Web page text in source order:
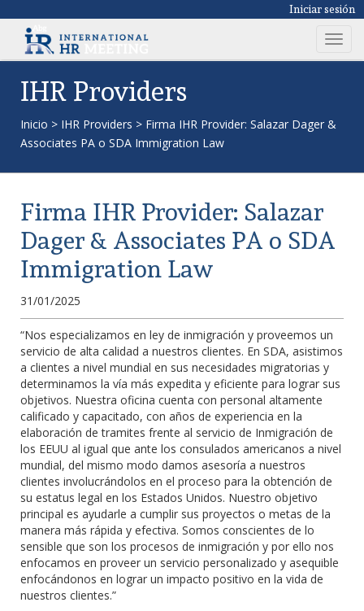
Iniciar sesión
T
o
a
a
n
IHR Providers
Inicio > IHR Providers > Firma IHR Provider: Salazar Dager &
Associates PA o SDA Immigration Law
Firma IHR Provider: Salazar
Dager & Associates PA o SDA
Immigration Law
31/01/2025
“Nos especializamos en ley de inmigración y proveemos un
servicio de alta calidad a nuestros clientes. En SDA, asistimos
a clientes a nivel mundial en sus necesidades migratorias y
determinamos la vía más expedita y eficiente para lograr sus
objetivos. Nuestra oficina cuenta con personal altamente
calificado y capacitado, con años de experiencia en la
elaboración de tramites frente al servicio de Inmigración de
los EEUU al igual que ante los consulados americanos a nivel
mundial, del mismo modo damos asesoría a nuestros
clientes involucrándolos en el proceso para la obtención de
su estatus legal en los Estados Unidos. Nuestro objetivo
principal es ayudarle a cumplir sus proyectos o metas de la
manera más rápida y efectiva. Somos conscientes de lo
sensible que son los procesos de inmigración y por ello nos
enfocamos en proveer un servicio personalizado y asequible
enfocándonos en lograr un impacto positivo en la vida de
nuestros clientes.”